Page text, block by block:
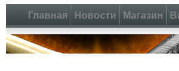
Главная Новости Магазин